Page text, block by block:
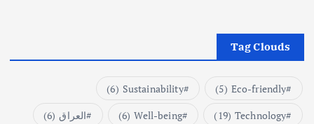
Tag Clouds
Eco-friendly
(5)
Sustainability
(6)
Technology
(19)
Well-being
(6) العراق (6)